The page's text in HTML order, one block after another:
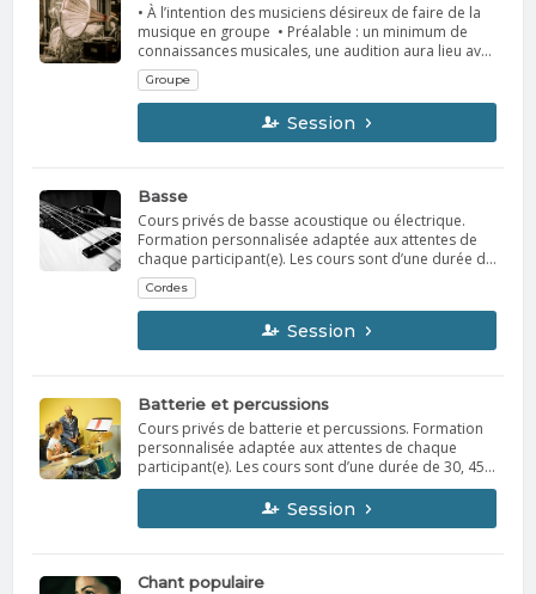
• À l’intention des musiciens désireux de faire de la
musique en groupe • Préalable : un minimum de
connaissances musicales, une audition aura lieu avec
les musiciens intéressés pour confirmer qu'ils ont le
niveau requis • Répertoires populaire, classique et
musique de films • Une pratique de 2 heures à
toutes les semaines
Groupe
Session
Basse
Cours privés de basse acoustique ou électrique.
Formation personnalisée adaptée aux attentes de
chaque participant(e). Les cours sont d’une durée de
30, 45 ou 60 minutes par semaine. Le professeur
vous contactera la semaine précédant le début des
cours afin d’établir l’horaire avec vous. Possibilité de
location d’instrument.
Cordes
Session
Batterie et percussions
Cours privés de batterie et percussions. Formation
personnalisée adaptée aux attentes de chaque
participant(e). Les cours sont d’une durée de 30, 45
ou 60 minutes par semaine. Le professeur vous
contactera la semaine précédant le début des cours
afin d’établir l’horaire avec vous. Possibilité de
Session
Chant populaire